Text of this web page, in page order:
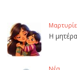
Η